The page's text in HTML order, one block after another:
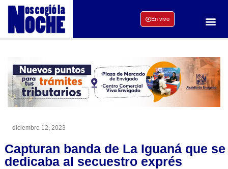
En vivo
diciembre 12, 2023
Capturan banda de La Iguaná que se
dedicaba al secuestro exprés